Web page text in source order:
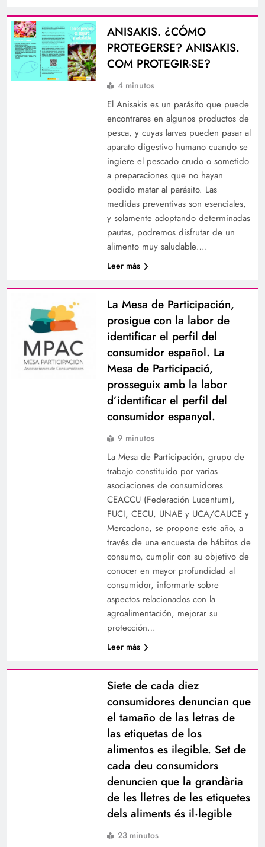
ANISAKIS. ¿CÓMO
PROTEGERSE? ANISAKIS.
COM PROTEGIR-SE?
4 minutos
El Anisakis es un parásito que puede
encontrares en algunos productos de
pesca, y cuyas larvas pueden pasar al
aparato digestivo humano cuando se
ingiere el pescado crudo o sometido
a preparaciones que no hayan
podido matar al parásito. Las
medidas preventivas son esenciales,
y solamente adoptando determinadas
pautas, podremos disfrutar de un
alimento muy saludable….
Leer más
La Mesa de Participación,
prosigue con la labor de
identificar el perfil del
consumidor español. La
Mesa de Participació,
prosseguix amb la labor
d’identificar el perfil del
consumidor espanyol.
9 minutos
La Mesa de Participación, grupo de
trabajo constituido por varias
asociaciones de consumidores
CEACCU (Federación Lucentum),
FUCI, CECU, UNAE y UCA/CAUCE y
Mercadona, se propone este año, a
través de una encuesta de hábitos de
consumo, cumplir con su objetivo de
conocer en mayor profundidad al
consumidor, informarle sobre
aspectos relacionados con la
agroalimentación, mejorar su
protección…
Leer más
Siete de cada diez
consumidores denuncian que
el tamaño de las letras de
las etiquetas de los
alimentos es ilegible. Set de
cada deu consumidors
denuncien que la grandària
de les lletres de les etiquetes
dels aliments és il·legible
23 minutos